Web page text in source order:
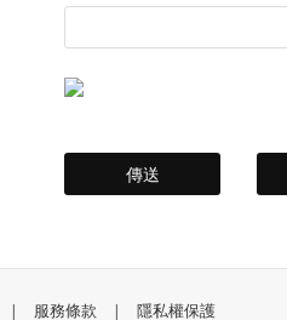
| 服務條款 | 隱私權保護